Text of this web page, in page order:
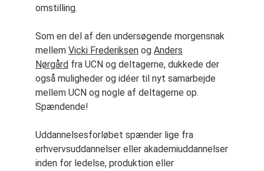
omstilling.
Som en del af den undersøgende morgensnak
mellem Vicki Frederiksen og Anders
Nørgård fra UCN og deltagerne, dukkede der
også muligheder og idéer til nyt samarbejde
mellem UCN og nogle af deltagerne op.
Spændende!
Uddannelsesforløbet spænder lige fra
erhvervsuddannelser eller akademiuddannelser
inden for ledelse, produktion eller